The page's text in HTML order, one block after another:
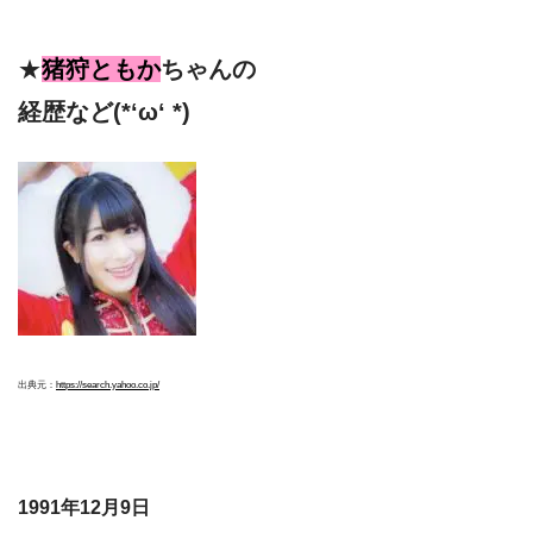
★猪狩ともかちゃんの
経歴など(*‘ω‘ *)
出典元： https://search.yahoo.co.jp/
1991年12月9日